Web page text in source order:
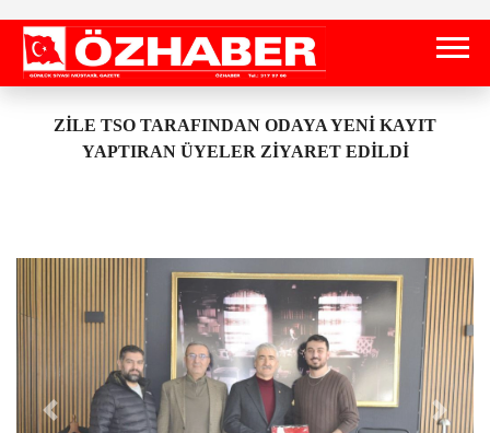
ZİLE TSO TARAFINDAN ODAYA YENİ KAYIT
YAPTIRAN ÜYELER ZİYARET EDİLDİ
Önceki